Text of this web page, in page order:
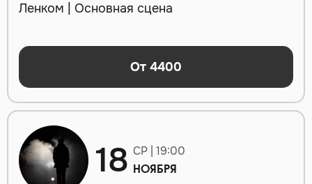
Ленком | Основная сцена
От 4400
18 СР | 19:00
НОЯБРЯ